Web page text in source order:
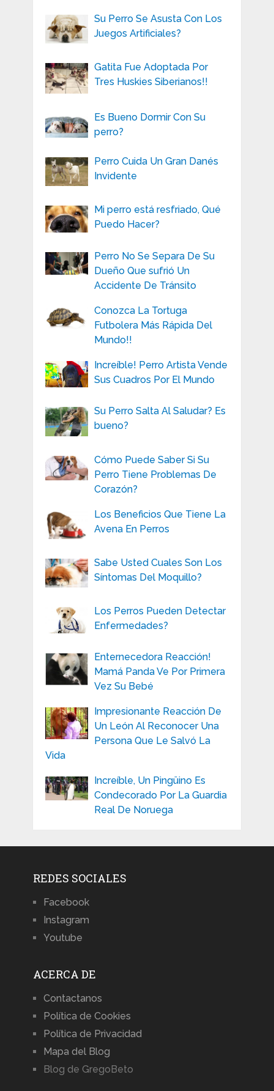
Su Perro Se Asusta Con Los
Juegos Artificiales?
Gatita Fue Adoptada Por
Tres Huskies Siberianos!!
Es Bueno Dormir Con Su
perro?
Perro Cuida Un Gran Danés
Invidente
Mi perro está resfriado, Qué
Puedo Hacer?
Perro No Se Separa De Su
Dueño Que sufrió Un
Accidente De Tránsito
Conozca La Tortuga
Futbolera Más Rápida Del
Mundo!!
Increíble! Perro Artista Vende
Sus Cuadros Por El Mundo
Su Perro Salta Al Saludar? Es
bueno?
Cómo Puede Saber Si Su
Perro Tiene Problemas De
Corazón?
Los Beneficios Que Tiene La
Avena En Perros
Sabe Usted Cuales Son Los
Síntomas Del Moquillo?
Los Perros Pueden Detectar
Enfermedades?
Enternecedora Reacción!
Mamá Panda Ve Por Primera
Vez Su Bebé
Impresionante Reacción De
Un León Al Reconocer Una
Persona Que Le Salvó La
Vida
Increíble, Un Pingüino Es
Condecorado Por La Guardia
Real De Noruega
REDES SOCIALES
Facebook
Instagram
Youtube
ACERCA DE
Contactanos
Política de Cookies
Política de Privacidad
Mapa del Blog
Blog de GregoBeto